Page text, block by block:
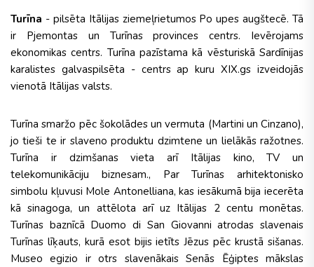
Turīna - pilsēta Itālijas ziemeļrietumos Po upes augštecē. Tā
ir Pjemontas un Turīnas provinces centrs. Ievērojams
ekonomikas centrs. Turīna pazīstama kā vēsturiskā Sardīnijas
karalistes galvaspilsēta - centrs ap kuru XIX.gs izveidojās
vienotā Itālijas valsts.
Turīna smaržo pēc šokolādes un vermuta (Martini un Cinzano),
jo tieši te ir slaveno produktu dzimtene un lielākās ražotnes.
Turīna ir dzimšanas vieta arī Itālijas kino, TV un
telekomunikāciju biznesam., Par Turīnas arhitektonisko
simbolu kļuvusi Mole Antonelliana, kas iesākumā bija iecerēta
kā sinagoga, un attēlota arī uz Itālijas 2 centu monētas.
Turīnas baznīcā Duomo di San Giovanni atrodas slavenais
Turīnas līķauts, kurā esot bijis ietīts Jēzus pēc krustā sišanas.
Museo egizio ir otrs slavenākais Senās Ēģiptes mākslas